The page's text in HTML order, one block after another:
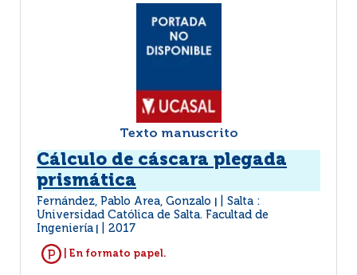
Texto manuscrito
Cálculo de cáscara plegada
prismática
Fernández, Pablo Area, Gonzalo
Salta :
Universidad Católica de Salta. Facultad de
Ingeniería
2017
| En formato papel.